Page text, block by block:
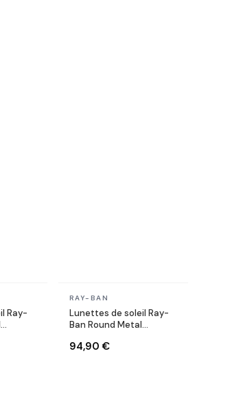
Ray-
En stock
RAY-BAN
Lunettes de soleil Ray-
Ban Round Metal
doré gold marron
94,90 €